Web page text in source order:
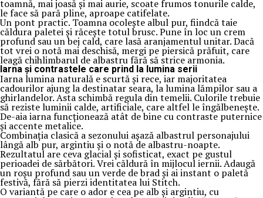
toamnă, mai joasă și mai aurie, scoate frumos tonurile calde,
le face să pară pline, aproape catifelate.
Un pont practic. Toamna ocolește albul pur, fiindcă taie
căldura paletei și răcește totul brusc. Pune în loc un crem
profund sau un bej cald, care lasă aranjamentul unitar. Dacă
tot vrei o notă mai deschisă, mergi pe piersică prăfuit, care
leagă chihlimbarul de albastru fără să strice armonia.
Iarna și contrastele care prind la lumina serii
Iarna lumina naturală e scurtă și rece, iar majoritatea
cadourilor ajung la destinatar seara, la lumina lămpilor sau a
ghirlandelor. Asta schimbă regula din temelii. Culorile trebuie
să reziste luminii calde, artificiale, care altfel le îngălbenește.
De-aia iarna funcționează atât de bine cu contraste puternice
și accente metalice.
Combinația clasică a sezonului așază albastrul personajului
lângă alb pur, argintiu și o notă de albastru-noapte.
Rezultatul are ceva glacial și sofisticat, exact pe gustul
perioadei de sărbători. Vrei căldură în mijlocul iernii. Adaugă
un roșu profund sau un verde de brad și ai instant o paletă
festivă, fără să pierzi identitatea lui Stitch.
O variantă pe care o ador e cea pe alb și argintiu, cu